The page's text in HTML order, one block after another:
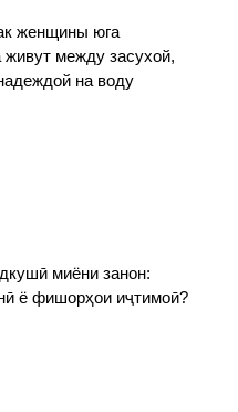
женщины юга
живут между засухой,
на воду
миёни занон:
ё фишорҳои иҷтимоӣ?